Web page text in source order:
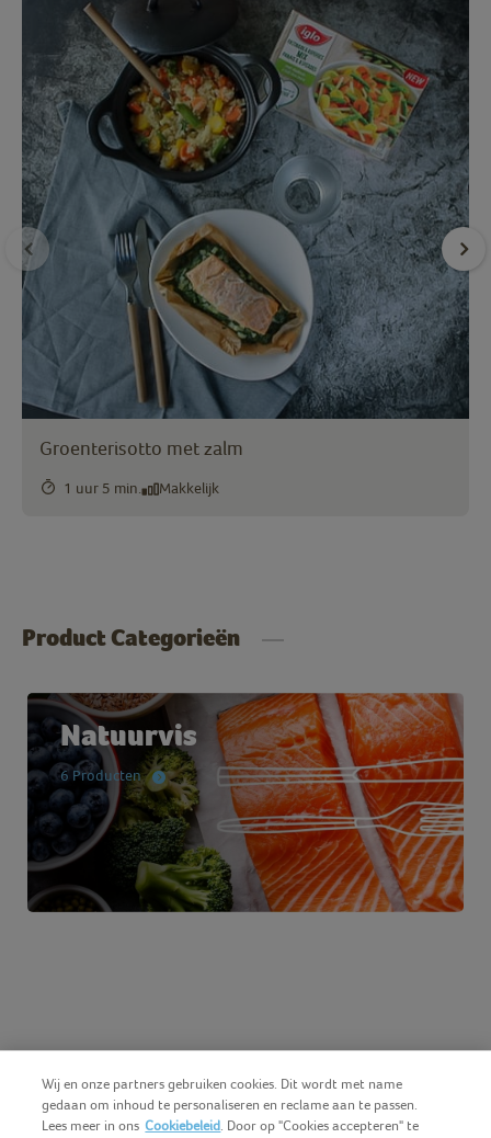
Groenterisotto met zalm
1 uur 5 min. Makkelijk
Product Categorieën
Natuurvis
6 Producten
Wij en onze partners gebruiken cookies. Dit wordt met name
gedaan om inhoud te personaliseren en reclame aan te passen.
Lees meer in ons Cookiebeleid. Door op "Cookies accepteren" te